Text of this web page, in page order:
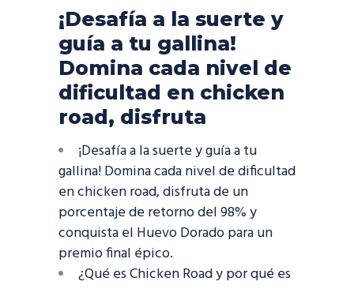
¡Desafía a la suerte y
guía a tu gallina!
Domina cada nivel de
dificultad en chicken
road, disfruta
¡Desafía a la suerte y guía a tu
gallina! Domina cada nivel de dificultad
en chicken road, disfruta de un
porcentaje de retorno del 98% y
conquista el Huevo Dorado para un
premio final épico.
¿Qué es Chicken Road y por qué es